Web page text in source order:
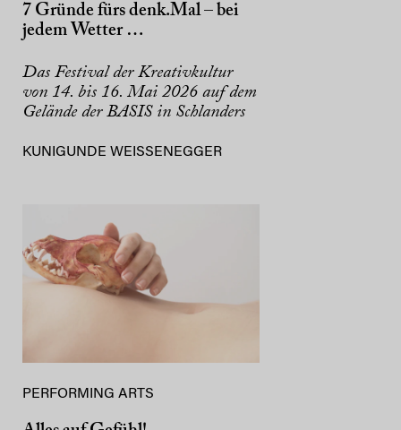
7 Gründe fürs denk.Mal – bei
jedem Wetter …
Das Festival der Kreativkultur
von 14. bis 16. Mai 2026 auf dem
Gelände der BASIS in Schlanders
KUNIGUNDE WEISSENEGGER
PERFORMING ARTS